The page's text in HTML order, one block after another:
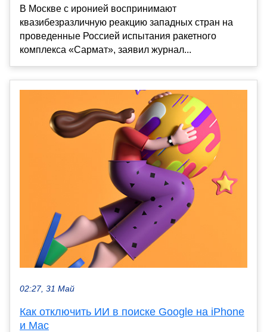
В Москве с иронией воспринимают
квазибезразличную реакцию западных стран на
проведенные Россией испытания ракетного
комплекса «Сармат», заявил журнал...
02:27, 31 Май
Как отключить ИИ в поиске Google на iPhone
и Mac